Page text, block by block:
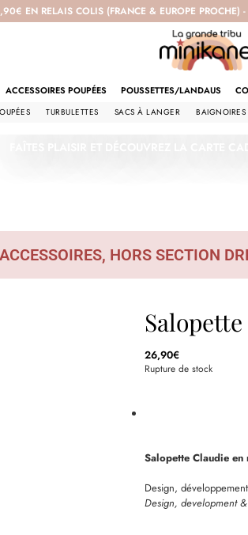
EN RELAIS COLIS (FRANCE & EUROPE
ACCESSOIRES POUPÉES POUSSETTES/LANDAUS
TURBULETTES SACS À LANGER BAIGNOIRES
HORS SECTION
26,90€
Rupture de stock
Salopette Claudie
Design,
Design, development